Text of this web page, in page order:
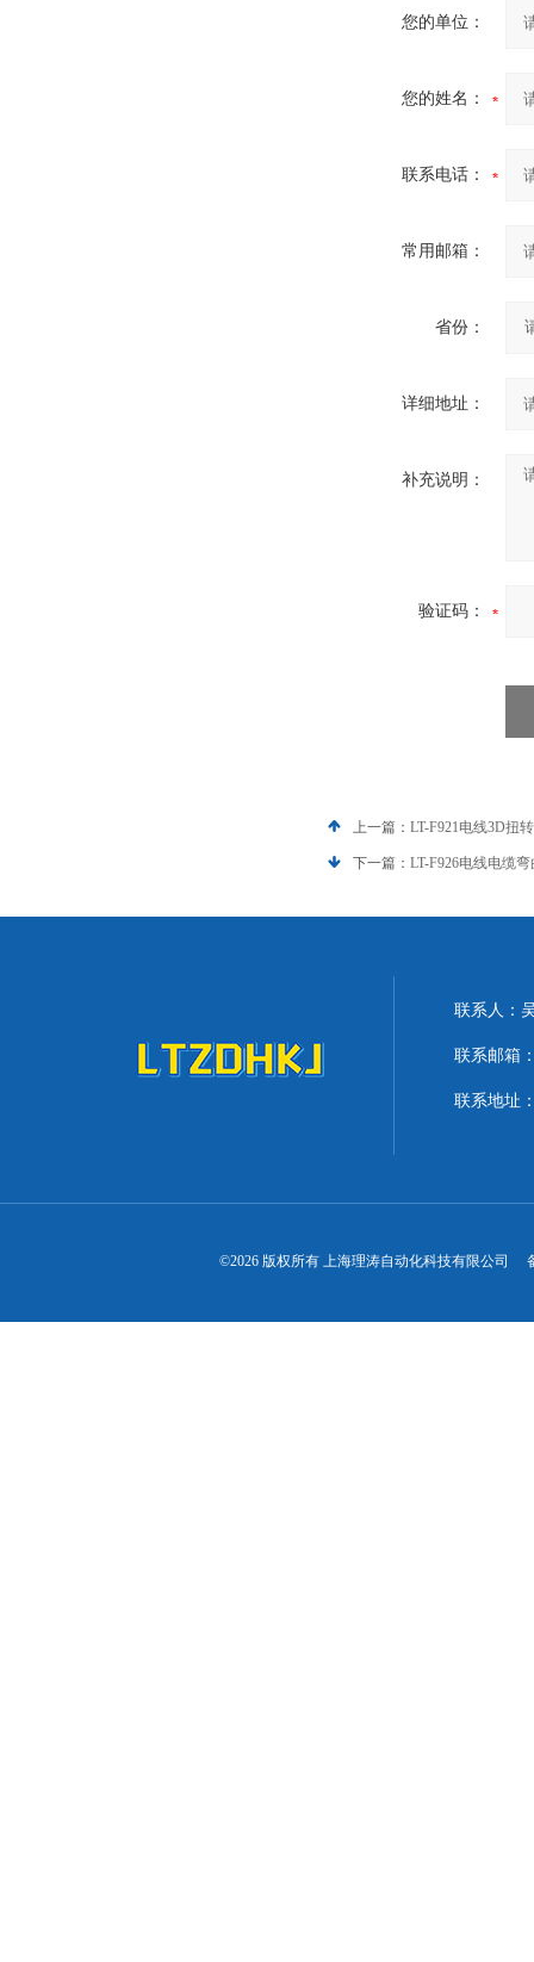
您的单位：
您的姓名：
联系电话：
常用邮箱：
省份：
详细地址：
补充说明：
验证码：
上一篇： LT-F921电线3D扭
下一篇： LT-F926电线电缆
联系人：
联系邮箱
联系地址
©2026 版权所有 上海理涛自动化科技有限公司